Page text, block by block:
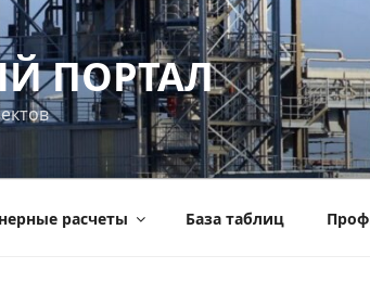
ПОРТАЛ
расчеты База таблиц